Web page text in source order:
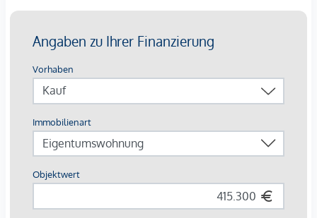
E-Mobilität
Die Lage:
Die Traisengasse 20-22 liegt idyllisch im Herzen des 20.
Bezirks in Wien, wo urbaner Charme auf entspannten
Erholungsraum trifft. Nur einen Katzensprung vom
Donaukanal und dem grünen Augarten entfernt, genießt
man hier die perfekte Mischung aus Stadtleben und Natur.
In den umliegenden Gassen verzaubern kleine Cafés und
traditionelle Wiener Lokale, während die exzellente
Anbindung einen schnellen ins Zentrum oder ins weite Grün
des Praters bringt. Ein Ort, der das Beste von Wien in sich